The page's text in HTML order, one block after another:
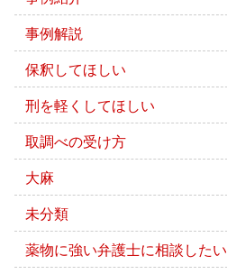
事例解説
保釈してほしい
刑を軽くしてほしい
取調べの受け方
大麻
未分類
薬物に強い弁護士に相談したい